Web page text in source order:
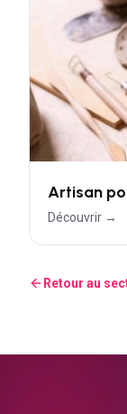
Découvrir →